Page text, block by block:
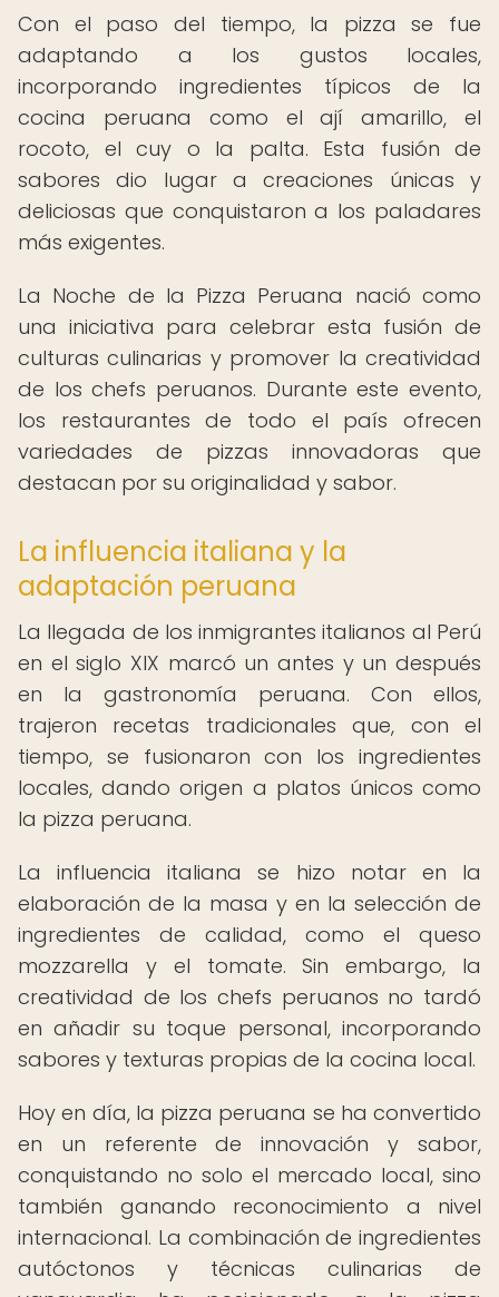
Con el paso del tiempo, la pizza se fue
adaptando a los gustos locales,
incorporando ingredientes típicos de la
cocina peruana como el ají amarillo, el
rocoto, el cuy o la palta. Esta fusión de
sabores dio lugar a creaciones únicas y
deliciosas que conquistaron a los paladares
más exigentes.
La Noche de la Pizza Peruana nació como
una iniciativa para celebrar esta fusión de
culturas culinarias y promover la creatividad
de los chefs peruanos. Durante este evento,
los restaurantes de todo el país ofrecen
variedades de pizzas innovadoras que
destacan por su originalidad y sabor.
La influencia italiana y la
adaptación peruana
La llegada de los inmigrantes italianos al Perú
en el siglo XIX marcó un antes y un después
en la gastronomía peruana. Con ellos,
trajeron recetas tradicionales que, con el
tiempo, se fusionaron con los ingredientes
locales, dando origen a platos únicos como
la pizza peruana.
La influencia italiana se hizo notar en la
elaboración de la masa y en la selección de
ingredientes de calidad, como el queso
mozzarella y el tomate. Sin embargo, la
creatividad de los chefs peruanos no tardó
en añadir su toque personal, incorporando
sabores y texturas propias de la cocina local.
Hoy en día, la pizza peruana se ha convertido
en un referente de innovación y sabor,
conquistando no solo el mercado local, sino
también ganando reconocimiento a nivel
internacional. La combinación de ingredientes
autóctonos y técnicas culinarias de